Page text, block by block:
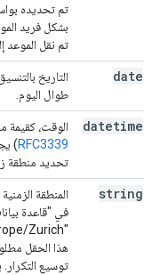
بشكل فريد
تم نقل الموعد
date
طوال اليوم.
datetime
الوقت، كقيمة
RFC3339
)
تحديد منطقة
string
المنطقة
هذا الحقل
توسيع التكرار.